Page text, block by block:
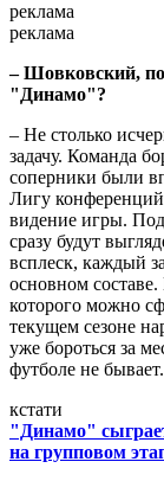
реклама
реклама
– Шовковский,
"Динамо"?
– Не столько
задачу. Команда
соперники были
Лигу
видение игры.
сразу будут
всплеск, каждый
основном
которого можно
текущем сезоне
уже бороться за
футболе не бывает.
кстати
"Динамо"
на групповом